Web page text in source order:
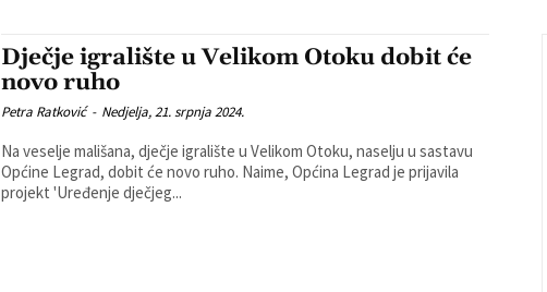
Dječje igralište u Velikom Otoku dobit će
novo ruho
Petra Ratković - Nedjelja, 21. srpnja 2024.
Na veselje mališana, dječje igralište u Velikom Otoku, naselju u sastavu
Općine Legrad, dobit će novo ruho. Naime, Općina Legrad je prijavila
projekt 'Uređenje dječjeg...